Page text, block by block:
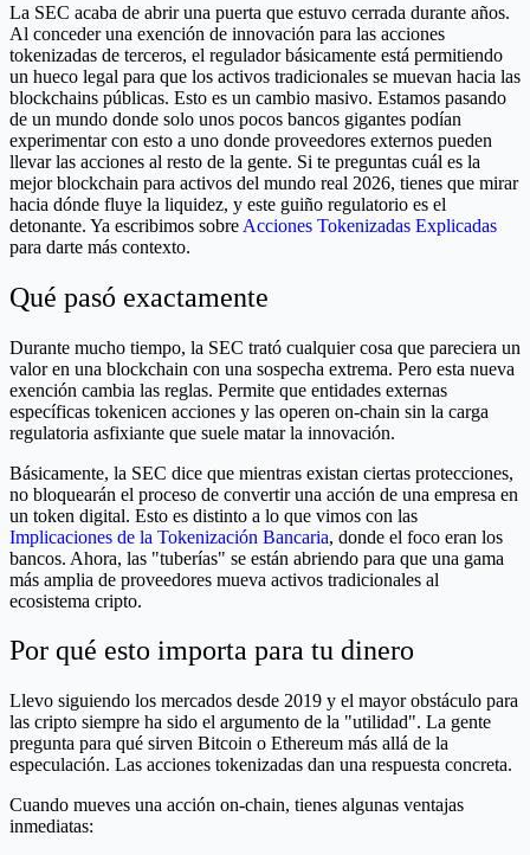
La SEC acaba de abrir una puerta que estuvo cerrada durante años.
Al conceder una exención de innovación para las acciones
tokenizadas de terceros, el regulador básicamente está permitiendo
un hueco legal para que los activos tradicionales se muevan hacia las
blockchains públicas. Esto es un cambio masivo. Estamos pasando
de un mundo donde solo unos pocos bancos gigantes podían
experimentar con esto a uno donde proveedores externos pueden
llevar las acciones al resto de la gente. Si te preguntas cuál es la
mejor blockchain para activos del mundo real 2026, tienes que mirar
hacia dónde fluye la liquidez, y este guiño regulatorio es el
detonante. Ya escribimos sobre Acciones Tokenizadas Explicadas
para darte más contexto.
Qué pasó exactamente
Durante mucho tiempo, la SEC trató cualquier cosa que pareciera un
valor en una blockchain con una sospecha extrema. Pero esta nueva
exención cambia las reglas. Permite que entidades externas
específicas tokenicen acciones y las operen on-chain sin la carga
regulatoria asfixiante que suele matar la innovación.
Básicamente, la SEC dice que mientras existan ciertas protecciones,
no bloquearán el proceso de convertir una acción de una empresa en
un token digital. Esto es distinto a lo que vimos con las
Implicaciones de la Tokenización Bancaria, donde el foco eran los
bancos. Ahora, las "tuberías" se están abriendo para que una gama
más amplia de proveedores mueva activos tradicionales al
ecosistema cripto.
Por qué esto importa para tu dinero
Llevo siguiendo los mercados desde 2019 y el mayor obstáculo para
las cripto siempre ha sido el argumento de la "utilidad". La gente
pregunta para qué sirven Bitcoin o Ethereum más allá de la
especulación. Las acciones tokenizadas dan una respuesta concreta.
Cuando mueves una acción on-chain, tienes algunas ventajas
inmediatas: